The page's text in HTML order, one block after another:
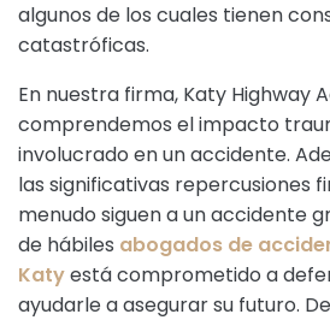
algunos de los cuales tienen
catastróficas.
En nuestra firma, Katy Highway
comprendemos el impacto
involucrado en un accidente.
las significativas repercusiones
menudo siguen a un accidente
de hábiles abogados de
Katyestá comprometido a
ayudarle a asegurar su futuro.